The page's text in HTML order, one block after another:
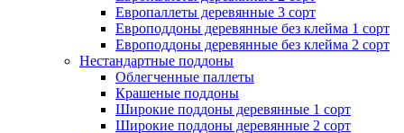
Европаллеты деревянные 3 сорт
Европоддоны деревянные без клейма 1 сорт
Европоддоны деревянные без клейма 2 сорт
Нестандартные поддоны
Облегченные паллеты
Крашеные поддоны
Широкие поддоны деревянные 1 сорт
Широкие поддоны деревянные 2 сорт